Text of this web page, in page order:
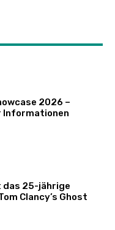
2026 –
Informationen
25-jährige
Clancy’s Ghost